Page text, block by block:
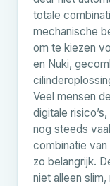
totale
mechanische
om te kiezen
en Nuki,
Veel mensen
digitale
nog steeds
combinatie
zo belangrijk.
niet alleen